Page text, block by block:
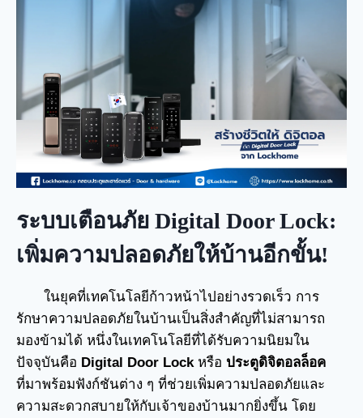
ระบบเตือนภัย Digital Door Lock:
เพิ่มความปลอดภัยให้บ้านอีกขั้น!
ในยุคที่เทคโนโลยีก้าวหน้าไปอย่างรวดเร็ว การ
รักษาความปลอดภัยในบ้านเป็นสิ่งสำคัญที่ไม่สามารถ
มองข้ามได้ หนึ่งในเทคโนโลยีที่ได้รับความนิยมใน
ปัจจุบันคือ Digital Door Lock หรือ ประตูดิจิตอลล็อค
ที่มาพร้อมฟังก์ชันต่าง ๆ ที่ช่วยเพิ่มความปลอดภัยและ
ความสะดวกสบายให้กับเจ้าของบ้านมากยิ่งขึ้น โดย